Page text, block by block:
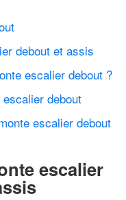
debout et assis
escalier debout ?
debout
escalier debout
escalier